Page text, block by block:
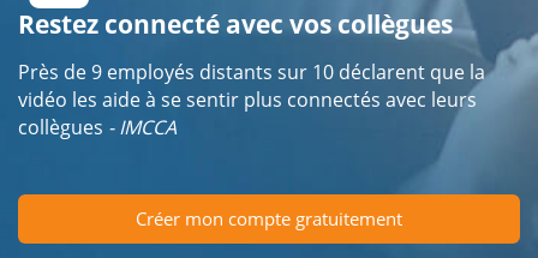
Restez connecté avec vos collègues
Près de 9 employés distants sur 10 déclarent que la
vidéo les aide à se sentir plus connectés avec leurs
collègues - IMCCA
Créer mon compte gratuitement